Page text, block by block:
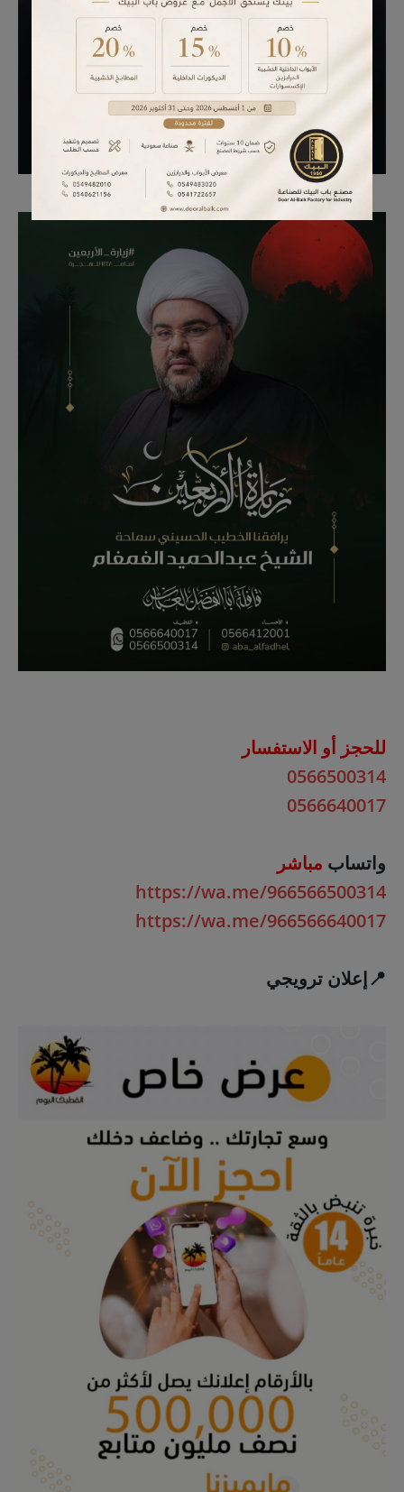
للحجز أو الاستفسار
0566500314
0566640017
واتساب مباشر
https://wa.me/966566500314
https://wa.me/966566640017
📍إعلان ترويجي